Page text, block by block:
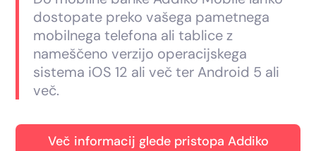
dostopate preko vašega pametnega
mobilnega telefona ali tablice z
nameščeno verzijo operacijskega
sistema iOS 12 ali več ter Android 5 ali
več.
Več informacij glede pristopa Addiko